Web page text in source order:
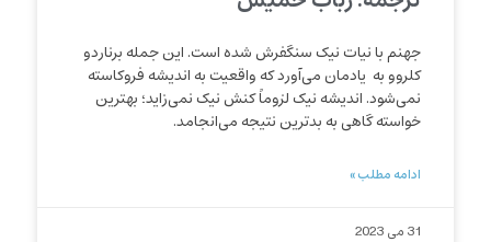
جهنم با نیات نیک سنگفرش شده است. این جمله برناردو
کلروو به یادمان می‌آورد که واقعیت به اندیشه فروکاسته
نمی‌شود. اندیشه نیک لزوماً کنش نیک نمی‌زاید؛ بهترین
خواسته گاهی به بدترین نتیجه می‌انجامد.
ادامه مطلب »
31 می 2023